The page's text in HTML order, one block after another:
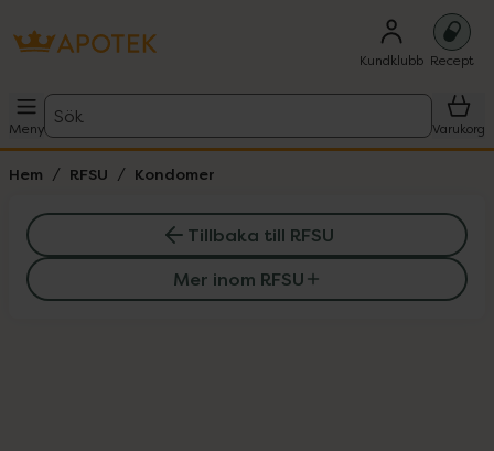
Kundklubb Recept
Meny
Sök
Varukorg
Hem RFSU Kondomer
Tillbaka till RFSU
Mer inom RFSU